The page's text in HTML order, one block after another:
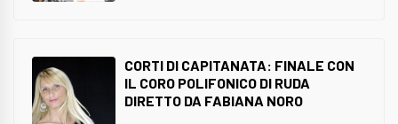
CORTI DI CAPITANATA: FINALE CON
IL CORO POLIFONICO DI RUDA
DIRETTO DA FABIANA NORO